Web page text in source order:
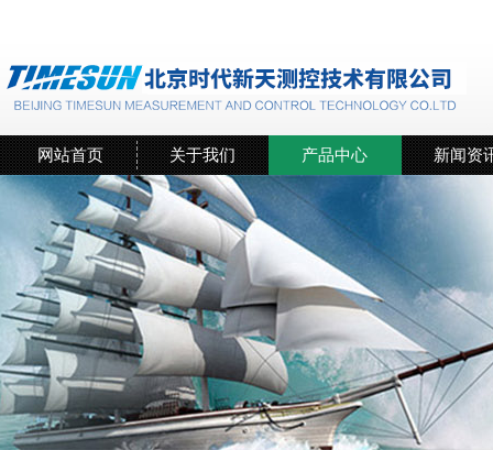
网站首页 关于我们 产品中心 新闻资